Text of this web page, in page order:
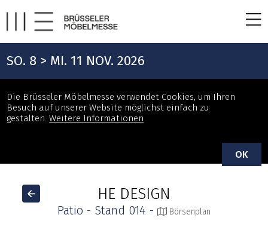
SO. 8 > MI. 11 NOV. 2026
Die Brüsseler Möbelmesse verwendet Cookies, um Ihren
Besuch auf unserer Website möglichst einfach zu
gestalten.Weitere Informationen
OK
HE DESIGN
Patio - Stand 014 - Börsenplan